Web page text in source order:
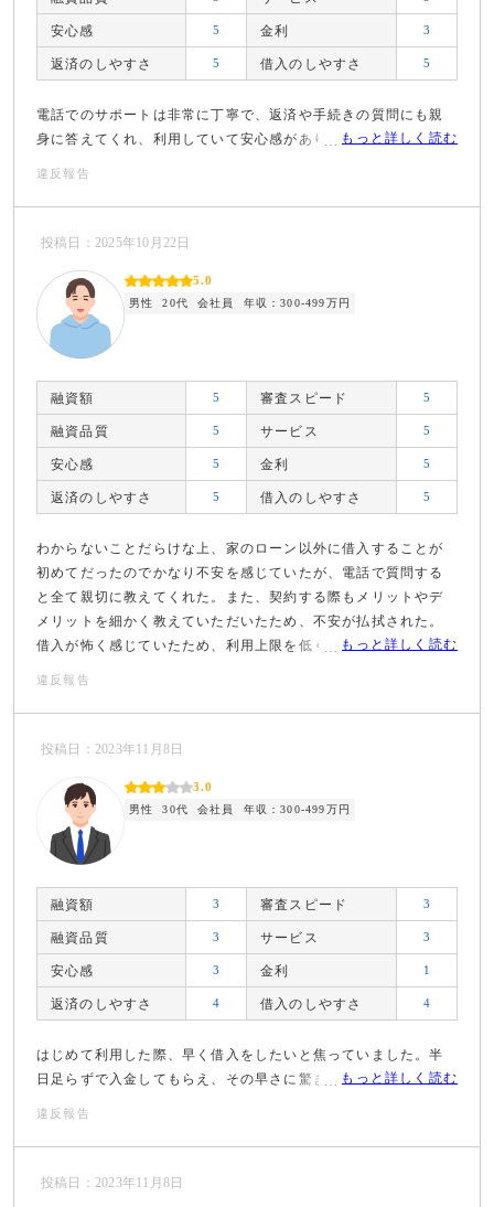
安心感 5 金利 3
返済のしやすさ 5 借入のしやすさ 5
電話でのサポートは非常に丁寧で、返済や手続きの質問にも親
身に答えてくれ、利用していて安心感がありました。もっと詳しく読む
違反報告
投稿日：2025年10月22日
5.0
男性 20代 会社員 年収：300-499万円
融資額 5 審査スピード 5
融資品質 5 サービス 5
安心感 5 金利 5
返済のしやすさ 5 借入のしやすさ 5
わからないことだらけな上、家のローン以外に借入することが
初めてだったのでかなり不安を感じていたが、電話で質問する
と全て親切に教えてくれた。また、契約する際もメリットやデ
メリットを細かく教えていただいたため、不安が払拭された。
借入が怖く感じていたため、利用上限を低くするつもりでいた
とができた。
もっと詳しく読む
違反報告
投稿日：2023年11月8日
3.0
男性 30代 会社員 年収：300-499万円
融資額 3 審査スピード 3
融資品質 3 サービス 3
安心感 3 金利 1
返済のしやすさ 4 借入のしやすさ 4
はじめて利用した際、早く借入をしたいと焦っていました。半
日足らずで入金してもらえ、その早さに驚きました。もっと詳しく読む
違反報告
投稿日：2023年11月8日